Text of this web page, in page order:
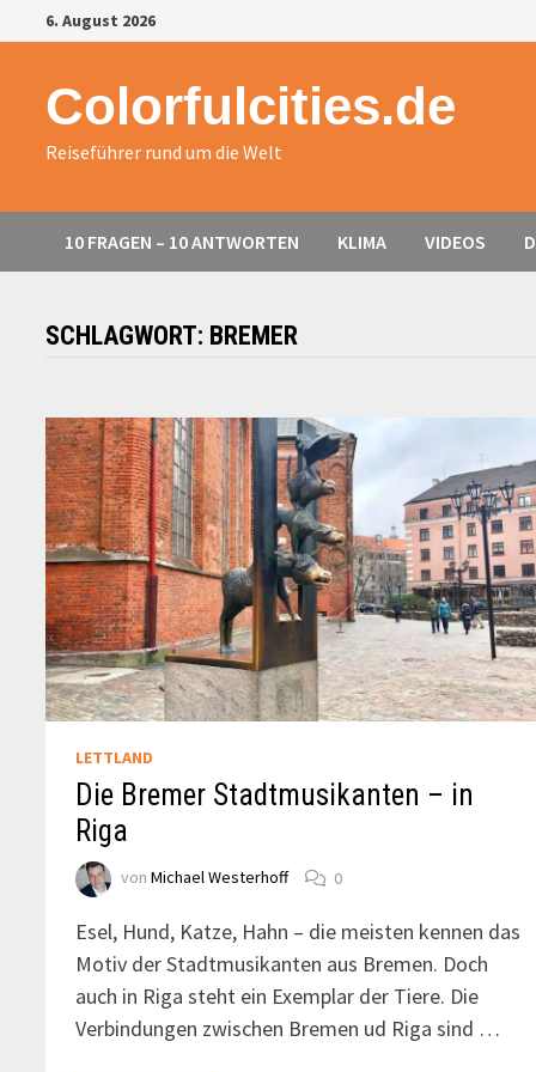
Zurück
zum
6. August 2026
Colorfulcities.de
Reiseführer rund um die Welt
10 FRAGEN – 10 ANTWORTEN KLIMA VIDEOS
SCHLAGWORT: BREMER
LETTLAND
Die Bremer Stadtmusikanten – in
Riga
vonMichael Westerhoff 0
Esel, Hund, Katze, Hahn – die meisten kennen das
Motiv der Stadtmusikanten aus Bremen. Doch
auch in Riga steht ein Exemplar der Tiere. Die
Verbindungen zwischen Bremen ud Riga sind …